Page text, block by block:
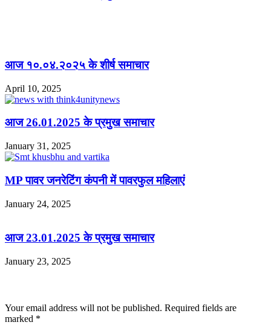
आज १०.०४.२०२५ के शीर्ष समाचार
April 10, 2025
आज 26.01.2025 के प्रमुख समाचार
January 31, 2025
MP पावर जनरेटिंग कंपनी में पावरफुल महिलाएं
January 24, 2025
आज 23.01.2025 के प्रमुख समाचार
January 23, 2025
Your email address will not be published. Required fields are
marked *